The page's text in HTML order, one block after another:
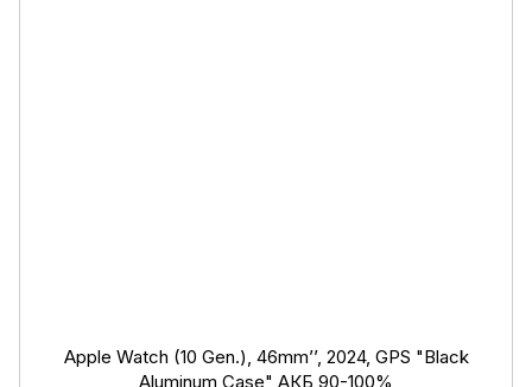
Apple Watch (10 Gen.), 46mm’’, 2024, GPS "Black
Aluminum Case" АКБ 90-100%